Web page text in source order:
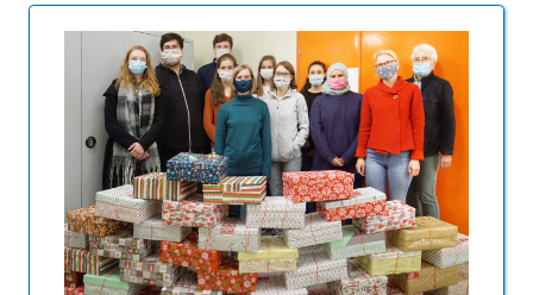
Über uns
Besonderheiten
Eduthek
QM-Zertifizierung nach SGB III / AZAV
Preisrätsel
Unsere Linktipps
Pressearchiv
Benzolring-Archiv